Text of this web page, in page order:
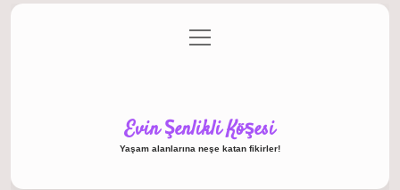
Gizlilik Politikası
menüyü
aç
Evin Şenlikli Köşesi
Yaşam alanlarına neşe katan fikirler!